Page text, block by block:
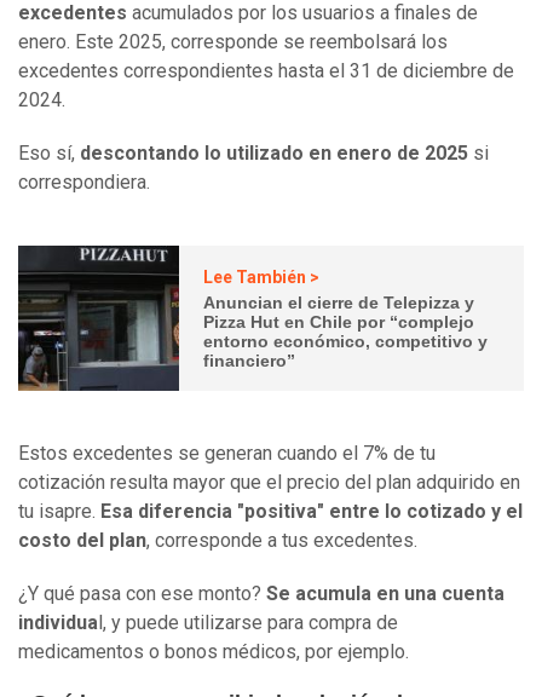
excedentes acumulados por los usuarios a finales de
enero. Este 2025, corresponde se reembolsará los
excedentes correspondientes hasta el 31 de diciembre de
2024.
Eso sí, descontando lo utilizado en enero de 2025 si
correspondiera.
Lee También >
Anuncian el cierre de Telepizza y
Pizza Hut en Chile por “complejo
entorno económico, competitivo y
financiero”
Estos excedentes se generan cuando el 7% de tu
cotización resulta mayor que el precio del plan adquirido en
tu isapre. Esa diferencia "positiva" entre lo cotizado y el
costo del plan, corresponde a tus excedentes.
¿Y qué pasa con ese monto? Se acumula en una cuenta
individua l, y puede utilizarse para compra de
medicamentos o bonos médicos, por ejemplo.